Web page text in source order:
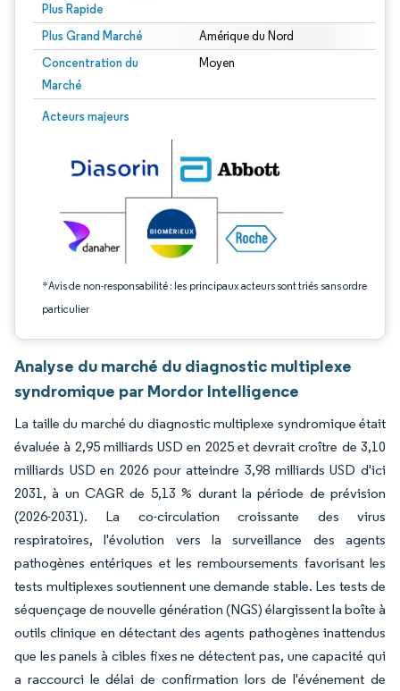
Plus Rapide
Plus Grand Marché Amérique du Nord
Concentration du
Marché
Moyen
Acteurs majeurs
*Avis de non-responsabilité : les principaux acteurs sont triés sans ordre
particulier
Image © Mordor Intelligence. La réutilisation nécessite une attribution sous CC
Analyse du marché du diagnostic multiplexe
syndromique par Mordor Intelligence
La taille du marché du diagnostic multiplexe syndromique était
évaluée à 2,95 milliards USD en 2025 et devrait croître de 3,10
milliards USD en 2026 pour atteindre 3,98 milliards USD d'ici
2031, à un CAGR de 5,13 % durant la période de prévision
(2026-2031). La co-circulation croissante des virus
respiratoires, l'évolution vers la surveillance des agents
pathogènes entériques et les remboursements favorisant les
tests multiplexes soutiennent une demande stable. Les tests de
séquençage de nouvelle génération (NGS) élargissent la boîte à
outils clinique en détectant des agents pathogènes inattendus
que les panels à cibles fixes ne détectent pas, une capacité qui
a raccourci le délai de confirmation lors de l'événement de